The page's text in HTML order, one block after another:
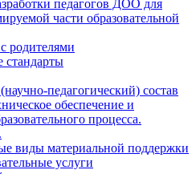
педагогов ДОО для
части образовательной
родителями
стандарты
педагогический) состав
обеспечение и
процесса.
виды материальной поддержки
услуги